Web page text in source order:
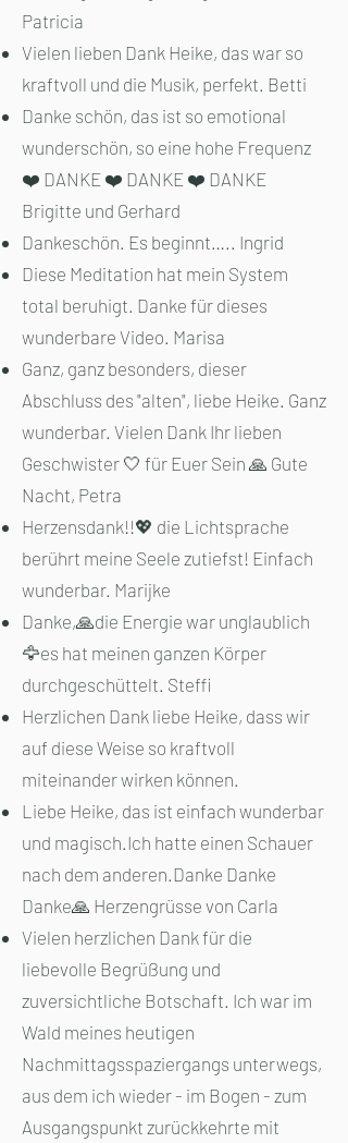
Patricia
Vielen lieben Dank Heike, das war so
kraftvoll und die Musik, perfekt. Betti
Danke schön, das ist so emotional
wunderschön, so eine hohe Frequenz
❤️ DANKE ❤️ DANKE ❤️ DANKE
Brigitte und Gerhard
Dankeschön. Es beginnt….. Ingrid
Diese Meditation hat mein System
total beruhigt. Danke für dieses
wunderbare Video. Marisa
Ganz, ganz besonders, dieser
Abschluss des "alten", liebe Heike. Ganz
wunderbar. Vielen Dank Ihr lieben
Geschwister 🤍 für Euer Sein 🙏 Gute
Nacht, Petra
Herzensdank!!💖 die Lichtsprache
berührt meine Seele zutiefst! Einfach
wunderbar. Marijke
Danke,🙏die Energie war unglaublich
🦅es hat meinen ganzen Körper
durchgeschüttelt. Steffi
Herzlichen Dank liebe Heike, dass wir
auf diese Weise so kraftvoll
miteinander wirken können.
Liebe Heike, das ist einfach wunderbar
und magisch.Ich hatte einen Schauer
nach dem anderen.Danke Danke
Danke🙏 Herzengrüsse von Carla
Vielen herzlichen Dank für die
liebevolle Begrüßung und
zuversichtliche Botschaft. Ich war im
Wald meines heutigen
Nachmittagsspaziergangs unterwegs,
aus dem ich wieder - im Bogen - zum
Ausgangspunkt zurückkehrte mit